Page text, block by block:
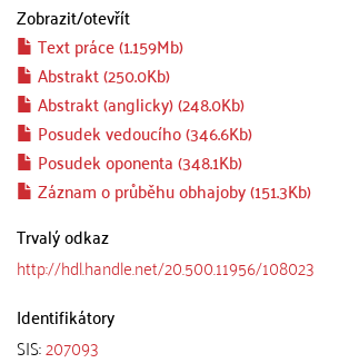
Zobrazit/otevřít
Text práce (1.159Mb)
Abstrakt (250.0Kb)
Abstrakt (anglicky) (248.0Kb)
Posudek vedoucího (346.6Kb)
Posudek oponenta (348.1Kb)
Záznam o průběhu obhajoby (151.3Kb)
Trvalý odkaz
http://hdl.handle.net/20.500.11956/108023
Identifikátory
SIS:207093